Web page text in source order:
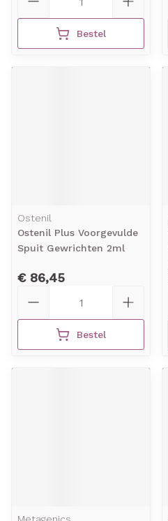
Bestel
Ostenil
Ostenil Plus Voorgevulde
Spuit Gewrichten 2ml
€ 86,45
Bestel